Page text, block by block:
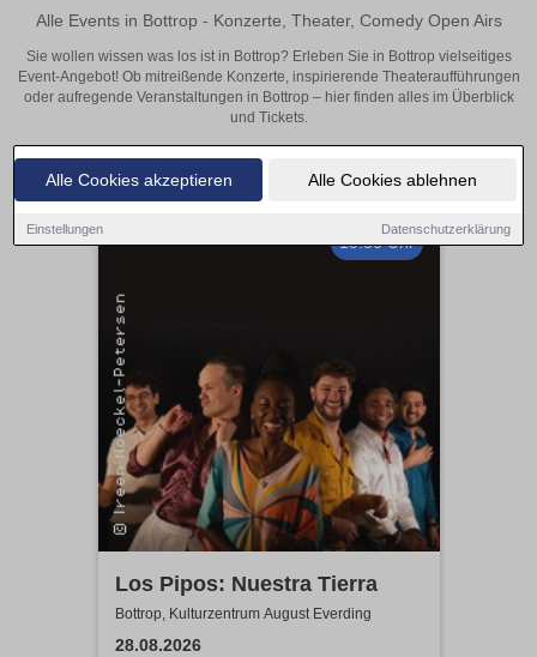
Alle Cookies akzeptieren Alle Cookies ablehnen
Einstellungen Datenschutzerklärung
Alle Events in Bottrop - Konzerte, Theater, Comedy Open Airs
Sie wollen wissen was los ist in Bottrop? Erleben Sie in Bottrop vielseitiges
Event-Angebot! Ob mitreißende Konzerte, inspirierende Theateraufführungen
oder aufregende Veranstaltungen in Bottrop – hier finden alles im Überblick
und Tickets.
19:30 Uhr
Los Pipos: Nuestra Tierra
Bottrop, Kulturzentrum August Everding
28.08.2026